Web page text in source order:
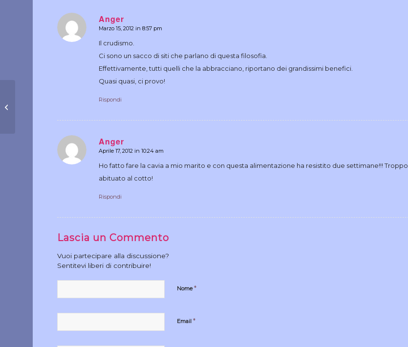
Anger
dice:
Marzo 15, 2012 in 8:57 pm
Il crudismo.
Ci sono un sacco di siti che parlano di questa filosofia.
Effettivamente, tutti quelli che la abbracciano, riportano dei grandissimi benefici.
Quasi quasi, ci provo!
Rispondi
Anger
dice:
Aprile 17, 2012 in 10:24 am
Ho fatto fare la cavia a mio marito e con questa alimentazione ha resistito due settimane!!! Troppo
abituato al cotto!
Rispondi
Lascia un Commento
Vuoi partecipare alla discussione?
Sentitevi liberi di contribuire!
Nome*
Email*